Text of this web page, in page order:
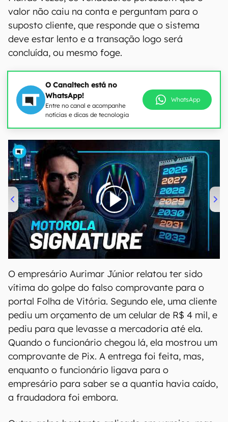
valor não caiu na conta e perguntam para o
suposto cliente, que responde que o sistema
deve estar lento e a transação logo será
concluída, ou mesmo foge.
O Canaltech está no
WhatsApp!
Entre no canal e acompanhe
notícias e dicas de tecnologia
WhatsApp
00:00/20:46
O empresário Aurimar Júnior relatou ter sido
vítima do golpe do falso comprovante para o
portal Folha de Vitória. Segundo ele, uma cliente
pediu um orçamento de um celular de R$ 4 mil, e
pediu para que levasse a mercadoria até ela.
Quando o funcionário chegou lá, ela mostrou um
comprovante de Pix. A entrega foi feita, mas,
enquanto o funcionário ligava para o
empresário para saber se a quantia havia caído,
a fraudadora foi embora.